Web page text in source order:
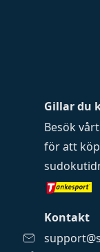
Gillar du
Besök
för att
Kontakt